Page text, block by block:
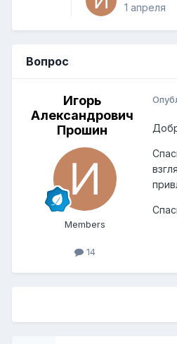
1 апреля
Вопрос
Игорь
Александрович
Прошин
Members
14